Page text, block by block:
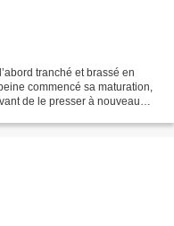
tranché et brassé en
commencé sa maturation,
de le presser à nouveau